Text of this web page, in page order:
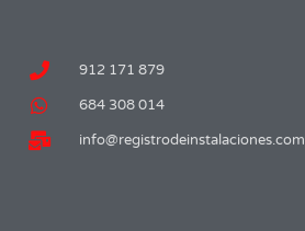
912 171 879
684 308 014
info@registrodeinstalaciones.com